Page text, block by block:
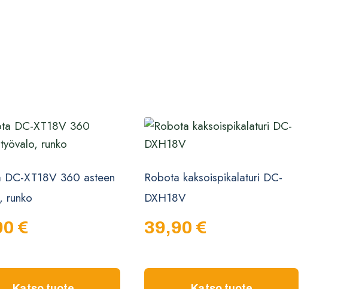
DC-XT18V 360 asteen
runko
€
Robota kaksoispikalaturi DC-
DXH18V
39,90 €